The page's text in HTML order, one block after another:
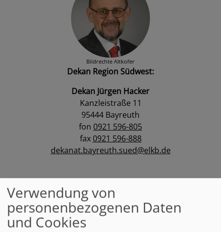
Bildrechte Altkofer
Dekan Region Südwest:
Dekan Jürgen Hacker
Kanzleistraße 11
95444 Bayreuth
fon 0921 596-805
fax 0921 596-888
dekanat.bayreuth.sued@elkb.de
Verwendung von
personenbezogenen Daten
und Cookies